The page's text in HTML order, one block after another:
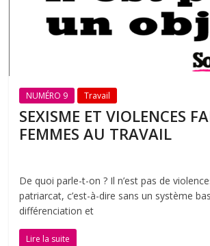
NUMÉRO 9 Travail
SEXISME ET VIOLENCES
FEMMES AU TRAVAIL
De quoi parle-t-on ? Il n’est pas de
patriarcat, c’est-à-dire sans un système
différenciation et
Lire la suite